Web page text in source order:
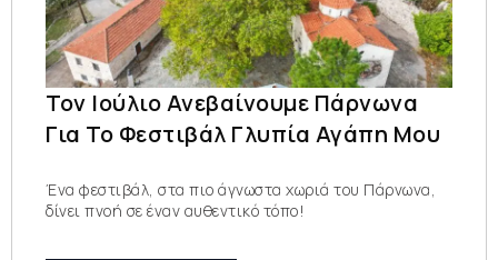
Τον Ιούλιο Ανεβαίνουμε Πάρνωνα
Για Το Φεστιβάλ Γλυπία Αγάπη Μου
Ένα φεστιβάλ, στα πιο άγνωστα χωριά του Πάρνωνα,
δίνει πνοή σε έναν αυθεντικό τόπο!